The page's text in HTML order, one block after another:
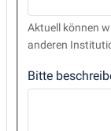
Aktuell können
anderen
Bitte